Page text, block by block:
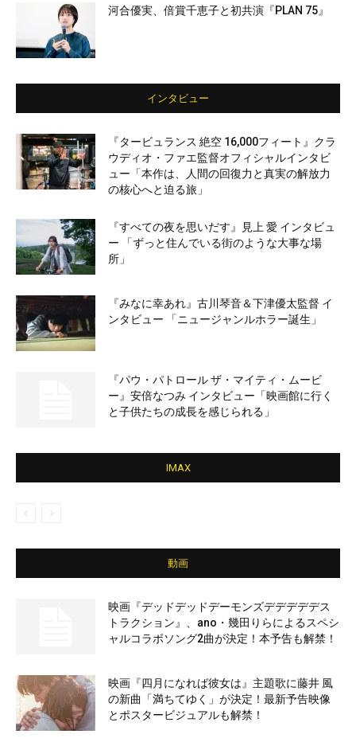
河合優実、倍賞千恵子と初共演『PLAN 75』
インタビュー
『タービュランス 絶空 16,000フィート』クラ
ウディオ・ファエ監督オフィシャルインタビ
ュー「本作は、人間の回復力と真実の解放力
の核心へと迫る旅」
『すべての夜を思いだす』見上 愛 インタビュ
ー 「ずっと住んでいる街のような大事な場
所」
『みなに幸あれ』古川琴音＆下津優太監督 イ
ンタビュー 「ニュージャンルホラー誕生」
『パウ・パトロール ザ・マイティ・ムービ
ー』安倍なつみ インタビュー「映画館に行く
と子供たちの成長を感じられる」
IMAX
動画
映画『デッドデッドデーモンズデデデデデス
トラクション』、ano・幾田りらによるスペシ
ャルコラボソング2曲が決定！本予告も解禁！
映画『四月になれば彼女は』主題歌に藤井 風
の新曲「満ちてゆく」が決定！最新予告映像
とポスタービジュアルも解禁！